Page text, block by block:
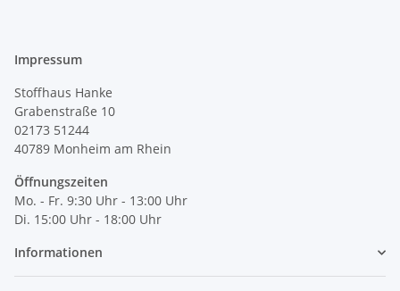
Impressum
Stoffhaus Hanke
Grabenstraße 10
02173 51244
40789 Monheim am Rhein
Öffnungszeiten
Mo. - Fr. 9:30 Uhr - 13:00 Uhr
Di. 15:00 Uhr - 18:00 Uhr
Informationen